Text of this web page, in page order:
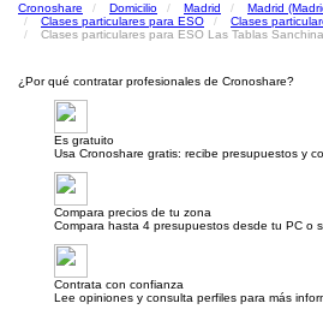
Cronoshare Domicilio Madrid
Madrid
Clases particulares para ESO
Clases
Clases particulares para ESO Las Tablas
¿Por qué contratar profesionales de Cronoshare?
Es gratuito
Usa Cronoshare gratis: recibe presupuestos y
Compara precios de tu zona
Compara hasta 4 presupuestos desde tu PC o
Contrata con confianza
Lee opiniones y consulta perfiles para más